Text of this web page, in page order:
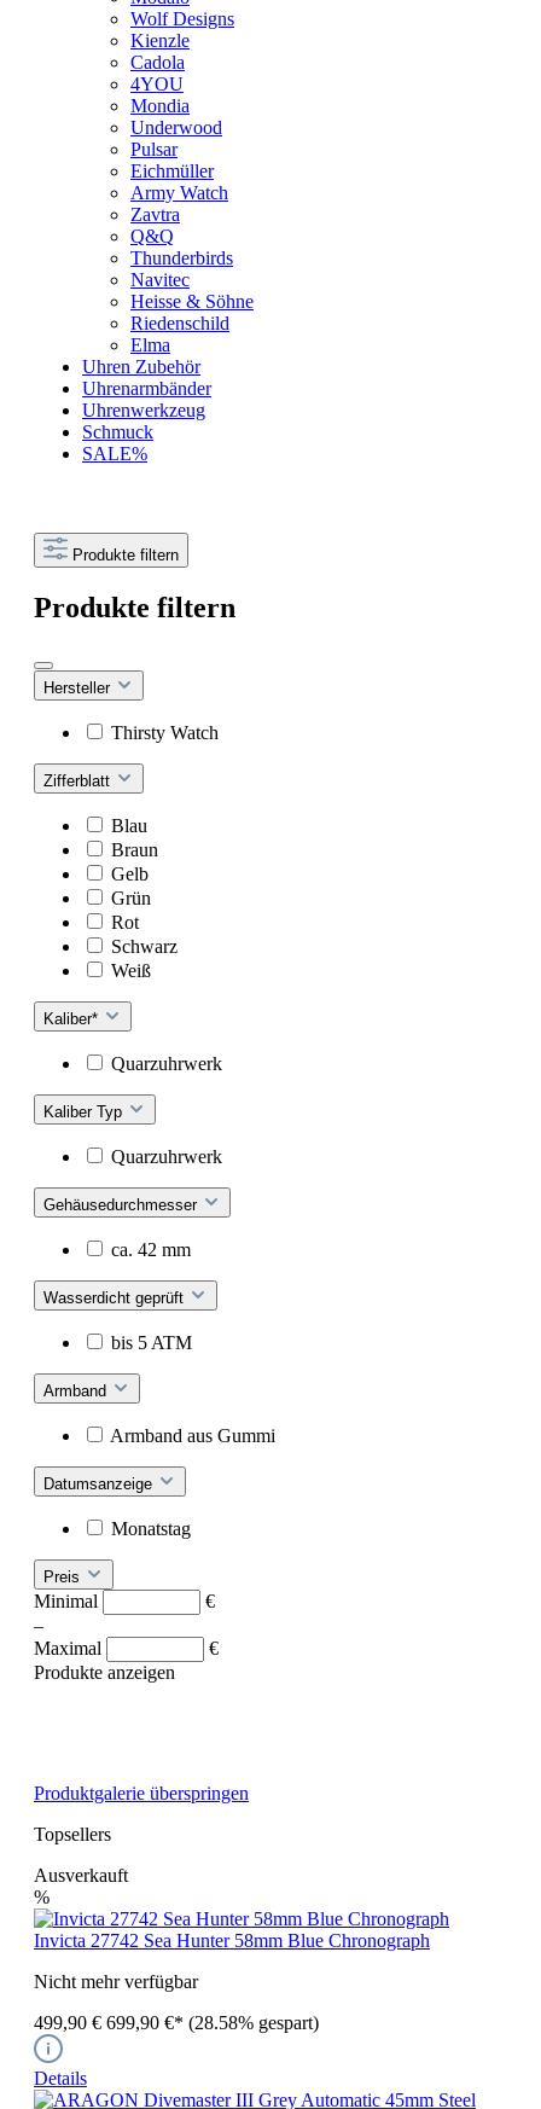
Wolf Designs
Kienzle
Cadola
4YOU
Mondia
Underwood
Pulsar
Eichmüller
Army Watch
Zavtra
Q&Q
Thunderbirds
Navitec
Heisse & Söhne
Riedenschild
Elma
Uhren Zubehör
Uhrenarmbänder
Uhrenwerkzeug
Schmuck
SALE%
Produkte filtern
Produkte filtern
Hersteller
Thirsty Watch
Zifferblatt
Blau
Braun
Gelb
Grün
Rot
Schwarz
Weiß
Kaliber*
Quarzuhrwerk
Kaliber Typ
Quarzuhrwerk
Gehäusedurchmesser
ca. 42 mm
Wasserdicht geprüft
bis 5 ATM
Armband
Armband aus Gummi
Datumsanzeige
Monatstag
Preis
Minimal
€
–
Maximal
€
Produkte anzeigen
Produktgalerie überspringen
Topsellers
Ausverkauft
%
Invicta 27742 Sea Hunter 58mm Blue Chronograph
Nicht mehr verfügbar
499,90 € 699,90 €* (28.58% gespart)
Details